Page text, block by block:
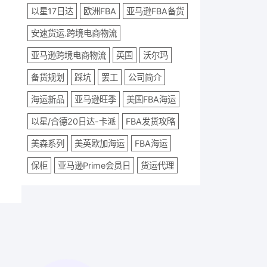
以星17日达 欧洲FBA 亚马逊FBA备货
安速货运.跨境电商物流
亚马逊跨境电商物流 英国 沃尔玛
备货规划 踩坑 罢工 公司简介
海运新品 亚马逊旺季 美国FBA海运
以星/合德20日达-卡派 FBA发货攻略
美森系列 美英欧加海运 FBA海运
保柜 亚马逊Prime会员日 货运代理